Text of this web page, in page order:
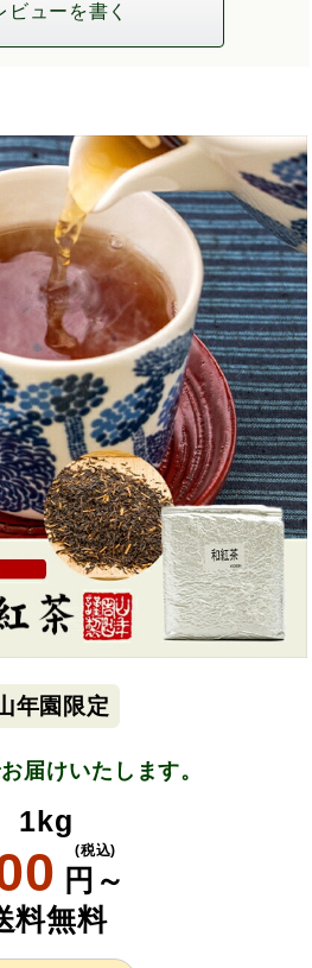
ビューを書く
年園限定
届けいたします。
1kg
円～
(税込)
料無料